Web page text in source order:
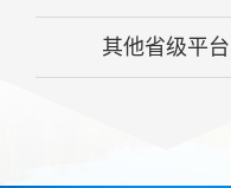
其他省级平台